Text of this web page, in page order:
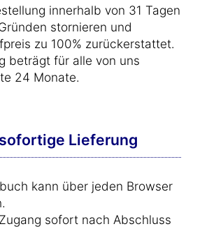
innerhalb von 31 Tagen
stornieren und
zu 100% zurückerstattet.
beträgt für alle von uns
24 Monate.
Lieferung
kann über jeden Browser
sofort nach Abschluss